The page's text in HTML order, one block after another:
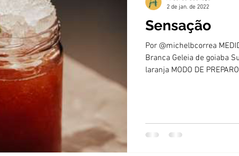
Sensação
Por @michelbcorrea
Branca Geleia de goiaba
laranja MODO DE
2 de jan. de 2022